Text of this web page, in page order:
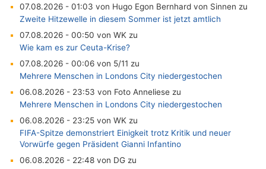
07.08.2026 - 01:03 von Hugo Egon Bernhard von Sinnen zu
Zweite Hitzewelle in diesem Sommer ist jetzt amtlich
07.08.2026 - 00:50 von WK zu
Wie kam es zur Ceuta-Krise?
07.08.2026 - 00:06 von 5/11 zu
Mehrere Menschen in Londons City niedergestochen
06.08.2026 - 23:53 von Foto Anneliese zu
Mehrere Menschen in Londons City niedergestochen
06.08.2026 - 23:25 von WK zu
FIFA-Spitze demonstriert Einigkeit trotz Kritik und neuer
Vorwürfe gegen Präsident Gianni Infantino
06.08.2026 - 22:48 von DG zu